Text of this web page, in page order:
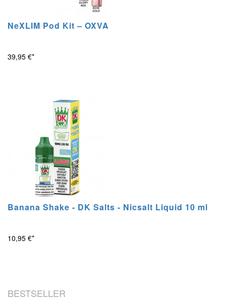
NeXLIM Pod Kit – OXVA
39,95 €*
Banana Shake - DK Salts - Nicsalt Liquid 10 ml
10,95 €*
BESTSELLER